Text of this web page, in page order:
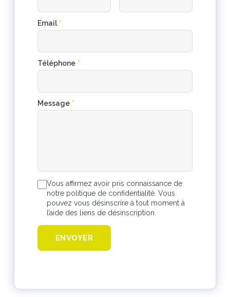
Email *
Téléphone *
Message *
Vous affirmez avoir pris connaissance de
notre politique de confidentialité. Vous
pouvez vous désinscrire à tout moment à
l’aide des liens de désinscription.
ENVOYER